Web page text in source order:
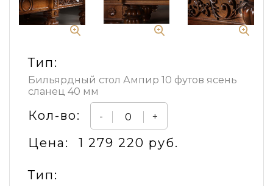
Тип:
Бильярдный стол Ампир 10 футов ясень
сланец 40 мм
Кол-во: - +
Цена: 1 279 220 руб.
Тип: